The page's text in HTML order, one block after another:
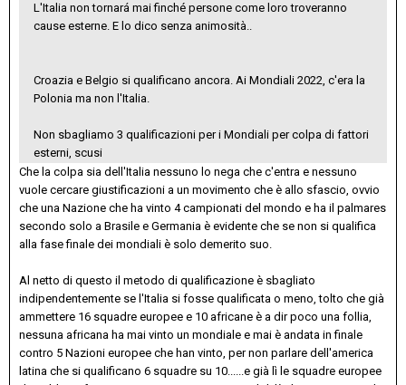
L'Italia non tornará mai finché persone come loro troveranno
cause esterne. E lo dico senza animosità..
Croazia e Belgio si qualificano ancora. Ai Mondiali 2022, c'era la
Polonia ma non l'Italia.
Non sbagliamo 3 qualificazioni per i Mondiali per colpa di fattori
esterni, scusi
Che la colpa sia dell'Italia nessuno lo nega che c'entra e nessuno
vuole cercare giustificazioni a un movimento che è allo sfascio, ovvio
che una Nazione che ha vinto 4 campionati del mondo e ha il palmares
secondo solo a Brasile e Germania è evidente che se non si qualifica
alla fase finale dei mondiali è solo demerito suo.
Al netto di questo il metodo di qualificazione è sbagliato
indipendentemente se l'Italia si fosse qualificata o meno, tolto che già
ammettere 16 squadre europee e 10 africane è a dir poco una follia,
nessuna africana ha mai vinto un mondiale e mai è andata in finale
contro 5 Nazioni europee che han vinto, per non parlare dell'america
latina che si qualificano 6 squadre su 10......e già lì le squadre europee